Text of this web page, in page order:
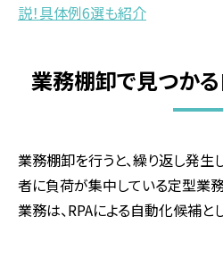
説！具体例6選も紹介
業務棚卸で見つか
業務棚卸を行うと、繰り返し発生
者に負荷が集中している定型業務
業務は、RPAによる自動化候補と